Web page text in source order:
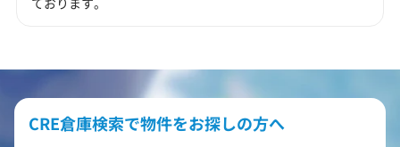
CRE倉庫検索で物件をお探しの方へ